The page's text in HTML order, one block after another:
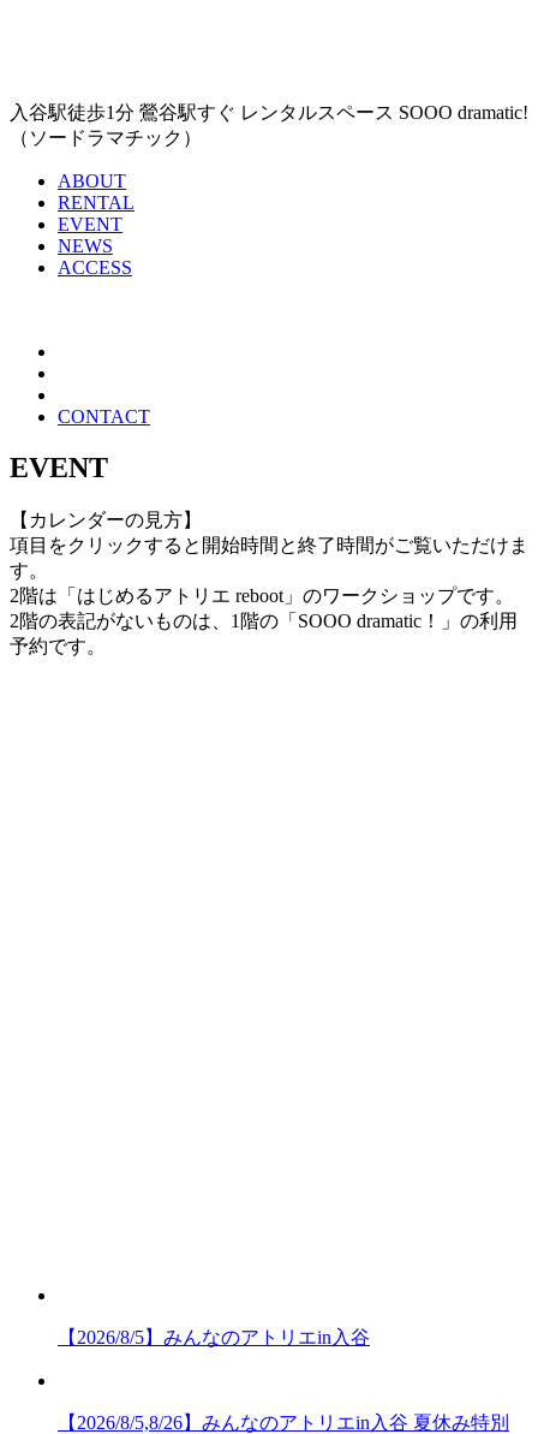
入谷駅徒歩1分 鶯谷駅すぐ レンタルスペース SOOO dramatic!
（ソードラマチック）
ABOUT
RENTAL
EVENT
NEWS
ACCESS
CONTACT
EVENT
【カレンダーの見方】
項目をクリックすると開始時間と終了時間がご覧いただけま
す。
2階は「はじめるアトリエ reboot」のワークショップです。
2階の表記がないものは、1階の「SOOO dramatic！」の利用
予約です。
【2026/8/5】みんなのアトリエin入谷
【2026/8/5,8/26】みんなのアトリエin入谷 夏休み特別